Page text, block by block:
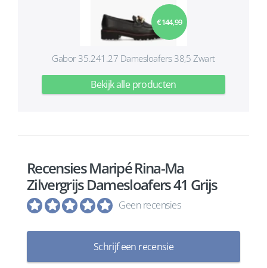
€ 144,99
Gabor 35.241.27 Damesloafers 38,5 Zwart
Bekijk alle producten
Recensies Maripé Rina-Ma
Zilvergrijs Damesloafers 41 Grijs
Geen recensies
Schrijf een recensie